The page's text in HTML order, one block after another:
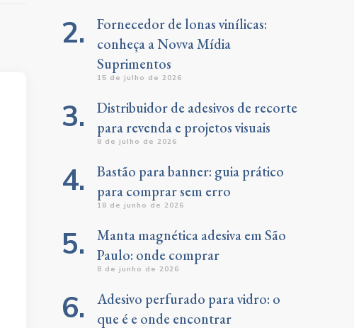
Fornecedor de lonas vinílicas:
conheça a Novva Mídia
Suprimentos
15 de julho de 2026
Distribuidor de adesivos de recorte
para revenda e projetos visuais
8 de julho de 2026
Bastão para banner: guia prático
para comprar sem erro
18 de junho de 2026
Manta magnética adesiva em São
Paulo: onde comprar
8 de junho de 2026
Adesivo perfurado para vidro: o
que é e onde encontrar